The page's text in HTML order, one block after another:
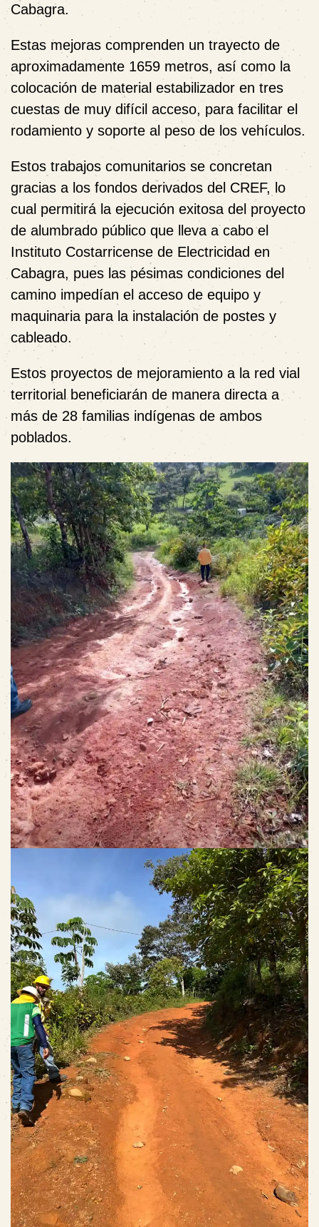
Cabagra.
Estas mejoras comprenden un trayecto de
aproximadamente 1659 metros, así como la
colocación de material estabilizador en tres
cuestas de muy difícil acceso, para facilitar el
rodamiento y soporte al peso de los vehículos.
Estos trabajos comunitarios se concretan
gracias a los fondos derivados del CREF, lo
cual permitirá la ejecución exitosa del proyecto
de alumbrado público que lleva a cabo el
Instituto Costarricense de Electricidad en
Cabagra, pues las pésimas condiciones del
camino impedían el acceso de equipo y
maquinaria para la instalación de postes y
cableado.
Estos proyectos de mejoramiento a la red vial
territorial beneficiarán de manera directa a
más de 28 familias indígenas de ambos
poblados.